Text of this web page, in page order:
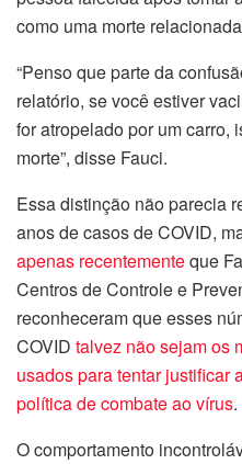
como uma morte
“Penso que parte da
relatório, se você estiver
for atropelado por um carro,
morte”, disse Fauci.
Essa distinção não parecia
anos de casos de COVID,
apenas recentementeque
Centros de Controle e
reconheceram que esses
COVID talvez não sejam os
usados para tentar justificar
política de combate ao vírus.
O comportamento